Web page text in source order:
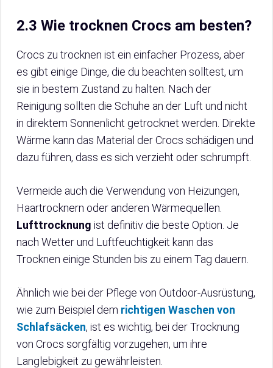
2.3 Wie trocknen Crocs am besten?
Crocs zu trocknen ist ein einfacher Prozess, aber
es gibt einige Dinge, die du beachten solltest, um
sie in bestem Zustand zu halten. Nach der
Reinigung sollten die Schuhe an der Luft und nicht
in direktem Sonnenlicht getrocknet werden. Direkte
Wärme kann das Material der Crocs schädigen und
dazu führen, dass es sich verzieht oder schrumpft.
Vermeide auch die Verwendung von Heizungen,
Haartrocknern oder anderen Wärmequellen.
Lufttrocknung ist definitiv die beste Option. Je
nach Wetter und Luftfeuchtigkeit kann das
Trocknen einige Stunden bis zu einem Tag dauern.
Ähnlich wie bei der Pflege von Outdoor-Ausrüstung,
wie zum Beispiel dem richtigen Waschen von
Schlafsäcken, ist es wichtig, bei der Trocknung
von Crocs sorgfältig vorzugehen, um ihre
Langlebigkeit zu gewährleisten.